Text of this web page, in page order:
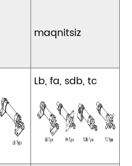
maqnitsiz
Lb, fa, sdb, tc